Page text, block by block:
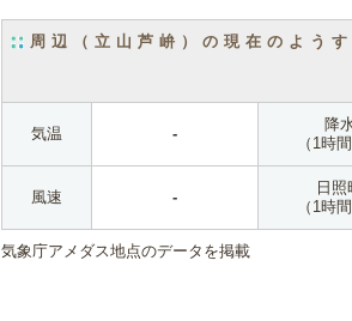
周辺（立山芦峅）の現在のようす
気温 -
降
（1時
風速 -
日照
（1時
気象庁アメダス地点のデータを掲載